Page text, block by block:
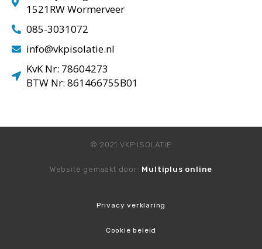
1521RW Wormerveer
085-3031072
info@vkpisolatie.nl
KvK Nr: 78604273
BTW Nr: 861466755B01
© 2021 VKP ISOLATIE
Website gemaakt door: Multiplus online
Privacy verklaring
Cookie beleid